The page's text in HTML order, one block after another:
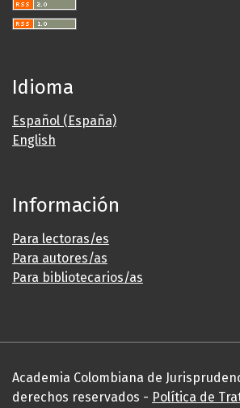
Idioma
Español (España)
English
Información
Para lectoras/es
Para autores/as
Para bibliotecarios/as
Academia Colombiana de
derechos reservados - Política de